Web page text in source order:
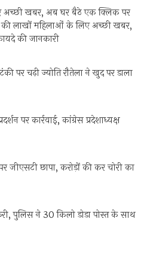
अच्छी खबर, अब घर बैठे एक क्लिक पर
की लाखों महिलाओं के लिए अच्छी खबर,
की जानकारी
पर चढ़ी ज्योति रौतेला ने खुद पर डाला
पर कार्रवाई, कांग्रेस प्रदेशाध्यक्ष
जीएसटी छापा, करोड़ों की कर चोरी का
पुलिस ने 30 किलो डोडा पोस्त के साथ